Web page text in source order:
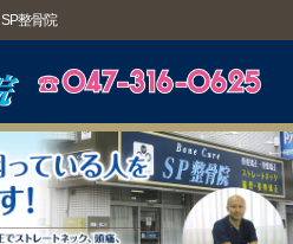
SP整骨院